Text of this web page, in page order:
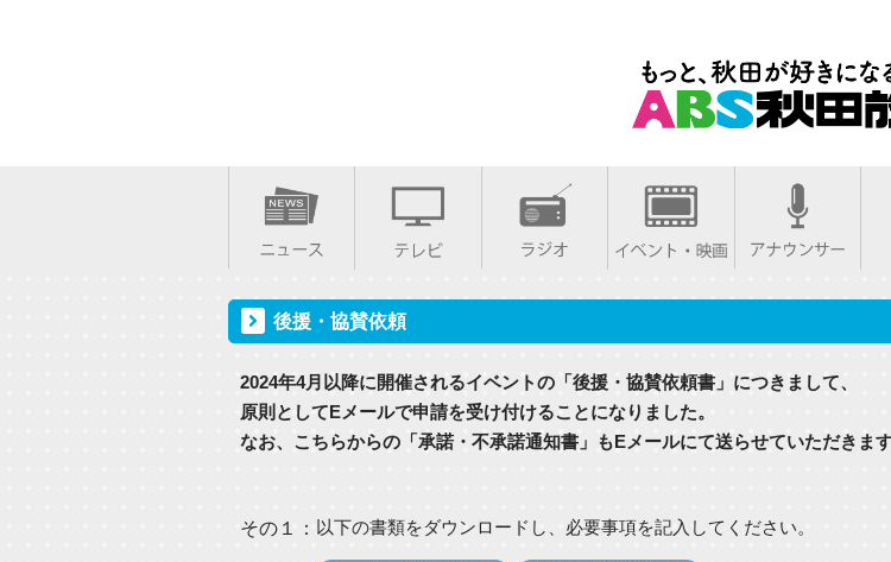
後援・協賛依頼
2024年4月以降に開催されるイベントの「後援・協賛依頼書」につきまして、
原則としてEメールで申請を受け付けることになりました。
なお、こちらからの「承諾・不承諾通知書」もEメールにて送らせていただきます
その１ ： 以下の書類をダウンロードし、必要事項を記入してください。